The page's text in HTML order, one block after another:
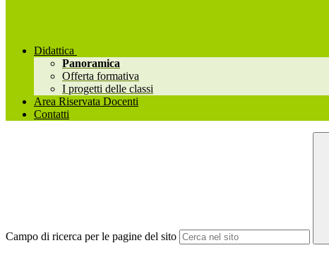
Didattica
Panoramica
Offerta formativa
I progetti delle classi
Area Riservata Docenti
Contatti
Campo di ricerca per le pagine del sito